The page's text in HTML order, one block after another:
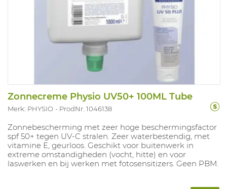
Zonnecreme Physio UV50+ 100ML Tube
Merk: PHYSIO ProdNr. 1046138
Zonnebescherming met zeer hoge beschermingsfactor
spf 50+ tegen UV-C stralen. Zeer waterbestendig, met
vitamine E, geurloos. Geschikt voor buitenwerk in
extreme omstandigheden (vocht, hitte) en voor
laswerken en bij werken met fotosensitizers. Geen PBM.